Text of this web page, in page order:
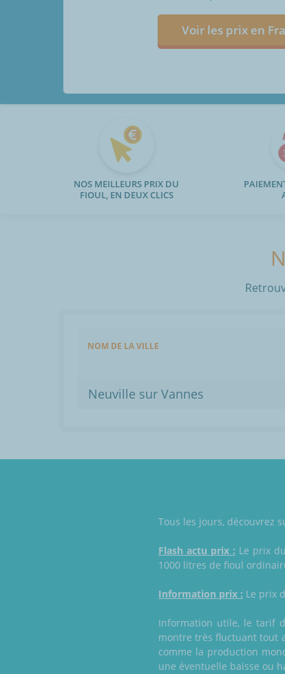
Voir les prix en
NOS MEILLEURS PRIX DU
FIOUL, EN DEUX CLICS
NOM DE LA VILLE
Neuville sur Vannes
Tous les jours, découvrez
Flash actu prix : Le prix
1000 litres de fioul
Information prix : Le prix
Information utile, le tarif
montre très fluctuant tout
comme la production
une éventuelle baisse ou